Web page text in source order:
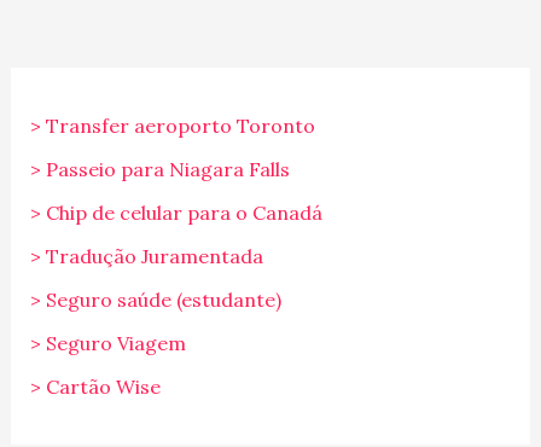
> Transfer aeroporto Toronto
> Passeio para Niagara Falls
> Chip de celular para o Canadá
> Tradução Juramentada
> Seguro saúde (estudante)
> Seguro Viagem
> Cartão Wise